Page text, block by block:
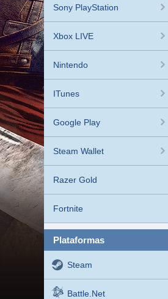
Sony PlayStation
Xbox LIVE
Nintendo
ITunes
Google Play
Steam Wallet
Razer Gold
Fortnite
plataformas
Steam
Battle.net